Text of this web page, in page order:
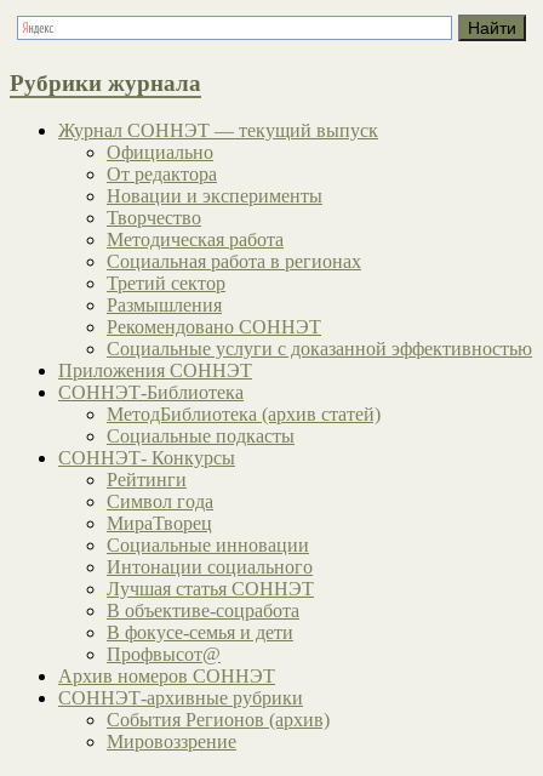
Рубрики журнала
Журнал СОННЭТ — текущий выпуск
Официально
От редактора
Новации и эксперименты
Творчество
Методическая работа
Социальная работа в регионах
Третий сектор
Размышления
Рекомендовано СОННЭТ
Социальные услуги с доказанной эффективностью
Приложения СОННЭТ
СОННЭТ-Библиотека
МетодБиблиотека (архив статей)
Социальные подкасты
СОННЭТ- Конкурсы
Рейтинги
Символ года
МираТворец
Социальные инновации
Интонации социального
Лучшая статья СОННЭТ
В объективе-соцработа
В фокусе-семья и дети
Профвысот@
Архив номеров СОННЭТ
СОННЭТ-архивные рубрики
События Регионов (архив)
Мировоззрение